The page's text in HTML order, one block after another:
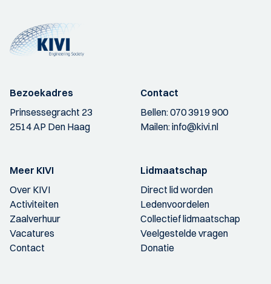
Bezoekadres
Prinsessegracht 23
2514 AP Den Haag
Contact
Bellen:070 3919 900
Mailen:info@kivi.nl
Meer KIVI
Over KIVI
Activiteiten
Zaalverhuur
Vacatures
Contact
Lidmaatschap
Direct lid worden
Ledenvoordelen
Collectief lidmaatschap
Veelgestelde vragen
Donatie